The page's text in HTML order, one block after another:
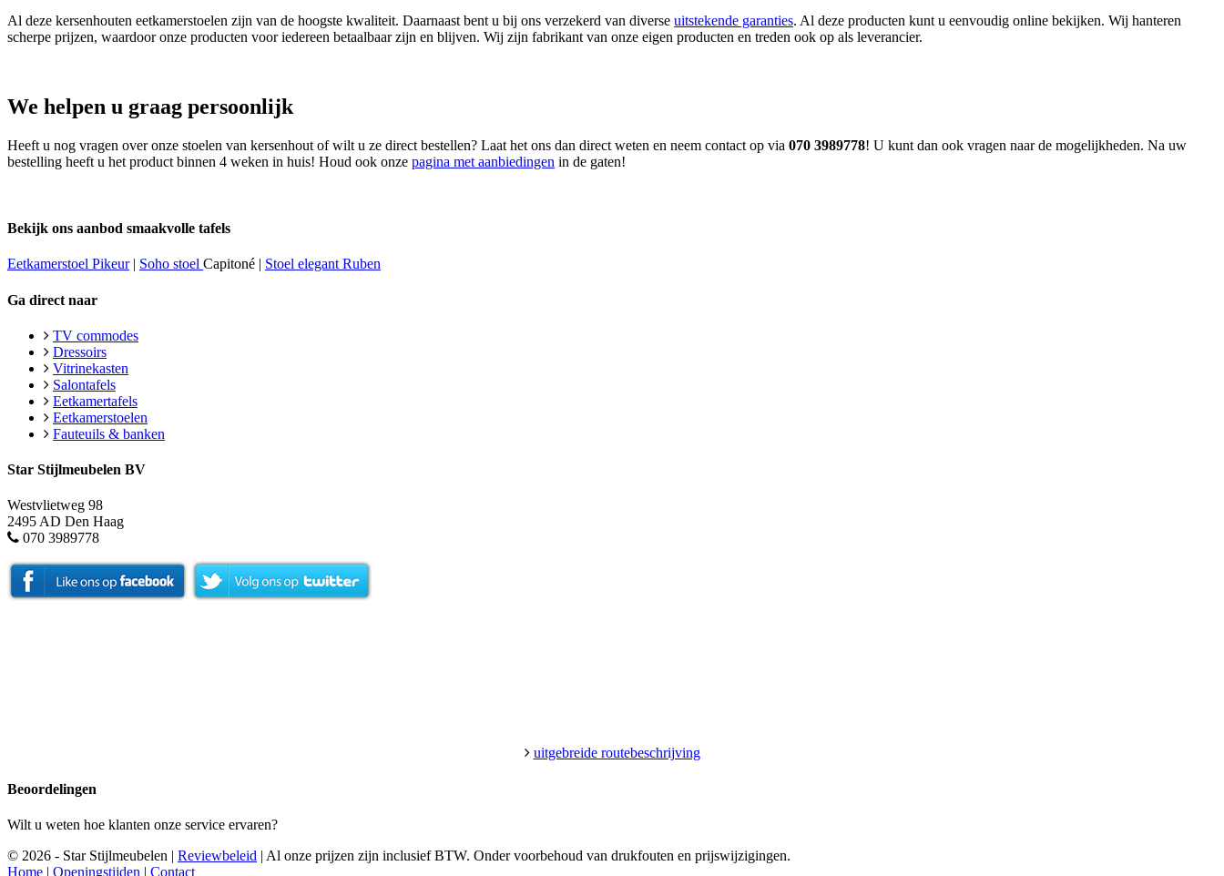
Al deze kersenhouten eetkamerstoelen zijn van de hoogste kwaliteit. Daarnaast bent u bij ons verzekerd van diverse uitstekende garanties. Al deze producten kunt u eenvoudig online bekijken. Wij hanteren
scherpe prijzen, waardoor onze producten voor iedereen betaalbaar zijn en blijven. Wij zijn fabrikant van onze eigen producten en treden ook op als leverancier.
We helpen u graag persoonlijk
Heeft u nog vragen over onze stoelen van kersenhout of wilt u ze direct bestellen? Laat het ons dan direct weten en neem contact op via 070 3989778! U kunt dan ook vragen naar de mogelijkheden. Na uw
bestelling heeft u het product binnen 4 weken in huis! Houd ook onze pagina met aanbiedingen in de gaten!
Bekijk ons aanbod smaakvolle tafels
Eetkamerstoel Pikeur| Soho stoel Capitoné | Stoel elegant Ruben
Ga direct naar
TV commodes
Dressoirs
Vitrinekasten
Salontafels
Eetkamertafels
Eetkamerstoelen
Fauteuils & banken
Star Stijlmeubelen BV
Westvlietweg 98
2495 AD Den Haag
070 3989778
uitgebreide routebeschrijving
Beoordelingen
Wilt u weten hoe klanten onze service ervaren?
© 2026 - Star Stijlmeubelen | Reviewbeleid | Al onze prijzen zijn inclusief BTW. Onder voorbehoud van drukfouten en prijswijzigingen.
Home | Openingstijden | Contact